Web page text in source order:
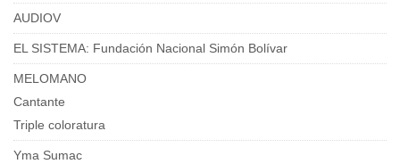
AUDIOV
EL SISTEMA: Fundación Nacional Simón Bolívar
MELOMANO
Cantante
Triple coloratura
Yma Sumac